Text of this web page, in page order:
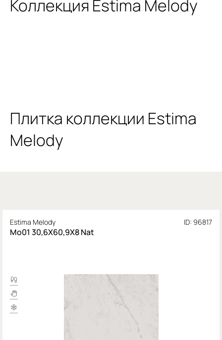
Коллекция Estima Melody
Плитка коллекции Estima
Melody
Estima Melody ID: 96817
Mo01 30,6X60,9X8 Nat